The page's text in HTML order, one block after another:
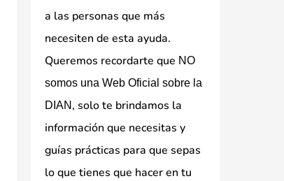
a las personas que más
necesiten de esta ayuda.
Queremos recordarte que NO
somos una Web Oficial sobre la
DIAN , solo te brindamos la
información que necesitas y
guías prácticas para que sepas
lo que tienes que hacer en tu